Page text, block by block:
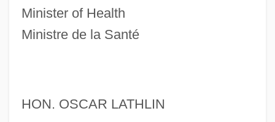
Minister of Health
Ministre de la Santé
HON. OSCAR LATHLIN